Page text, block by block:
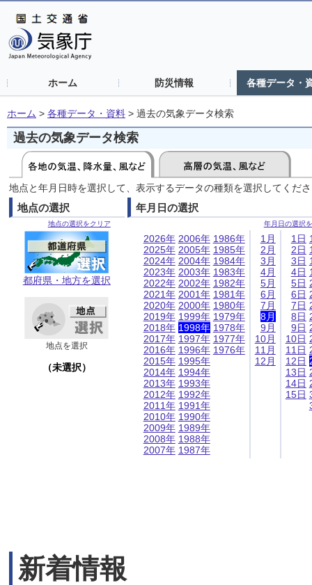
ホーム 防災情報 各種データ・
ホーム > 各種データ・資料 > 過去の気象データ検索
過去の気象データ検索
地点と年月日時を選択して、表示するデータの種類を選択してくだ
地点の選択
地点の選択をクリア
都府県・地方を選択
地点を選択
（未選択）
年月日の選択
年月日の選択
2026年
2025年
2024年
2023年
2022年
2021年
2020年
2019年
2018年
2017年
2016年
2015年
2014年
2013年
2012年
2011年
2010年
2009年
2008年
2007年
2006年
2005年
2004年
2003年
2002年
2001年
2000年
1999年
1998年
1997年
1996年
1995年
1994年
1993年
1992年
1991年
1990年
1989年
1988年
1987年
1986年
1985年
1984年
1983年
1982年
1981年
1980年
1979年
1978年
1977年
1976年
1月
2月
3月
4月
5月
6月
7月
8月
9月
10月
11月
12月
1日
2日
3日
4日
5日
6日
7日
8日
9日
10日
11日
12日
13日
14日
15日
新着情報